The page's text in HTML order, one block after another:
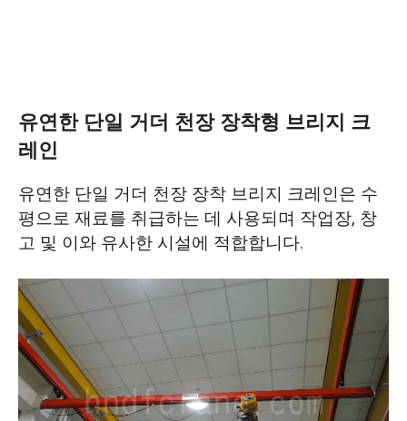
유연한 단일 거더 천장 장착형 브리지 크
레인
유연한 단일 거더 천장 장착 브리지 크레인은 수
평으로 재료를 취급하는 데 사용되며 작업장, 창
고 및 이와 유사한 시설에 적합합니다.